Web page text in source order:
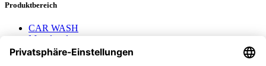
Produktbereich
CAR WASH
Mavel reels
AEROTEC Compressors
Nayax Cashless